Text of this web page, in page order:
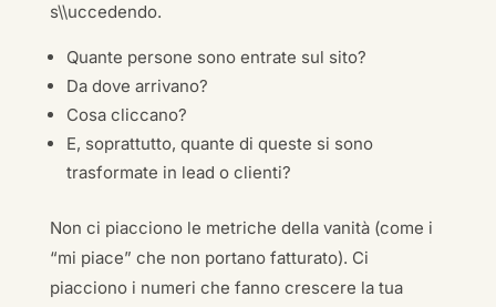
s\\uccedendo.
Quante persone sono entrate sul sito?
Da dove arrivano?
Cosa cliccano?
E, soprattutto, quante di queste si sono
trasformate in lead o clienti?
Non ci piacciono le metriche della vanità (come i
“mi piace” che non portano fatturato). Ci
piacciono i numeri che fanno crescere la tua